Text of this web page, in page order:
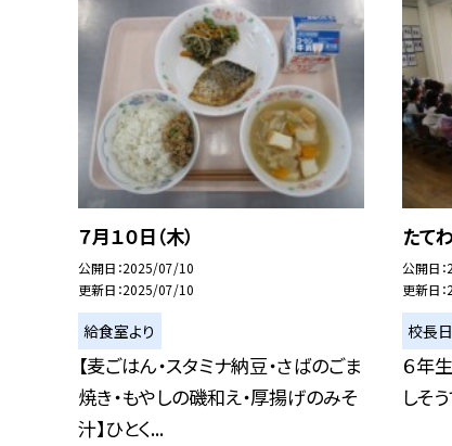
７月１０日（木）
公開日 2025/07/10
更新日 2025/07/10
給食室より
【麦ごはん・スタミナ納豆・さばのごま
焼き・もやしの磯和え・厚揚げのみそ
汁】ひとく...
たて
公開日
更新日
校長
６年
しそ